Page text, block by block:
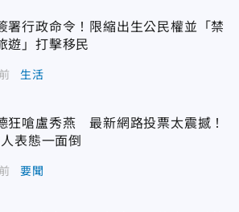
署行政命令！限縮出生公民權並「禁
遊」打擊移民
生活
狂嗆盧秀燕 最新網路投票太震撼！
表態一面倒
要聞